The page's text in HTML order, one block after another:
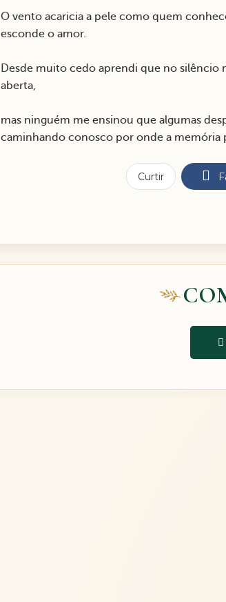
O vento acaricia a pele como quem
esconde o amor.
Desde muito cedo aprendi que no silêncio
aberta,
mas ninguém me ensinou que algumas
caminhando conosco por onde a memória
Curtir